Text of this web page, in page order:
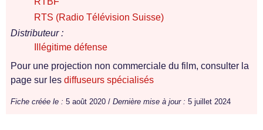
RTS (Radio Télévision Suisse)
Distributeur :
Illégitime défense
Pour une projection non commerciale du film, consulter la
page sur les diffuseurs spécialisés
Fiche créée le : 5 août 2020 / Dernière mise à jour : 5 juillet 2024